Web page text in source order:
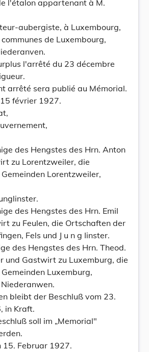
l'étalon appartenant à M.
aubergiste, à Luxembourg,
de Luxembourg,
l'arrêté du 23 décembre
arrêté sera publié au Mémorial.
février 1927.
des Hengstes des Hrn. Anton
zu Lorentzweiler, die
Lorentzweiler,
des Hengstes des Hrn. Emil
zu Feulen, die Ortschaften der
Fels und J u n g Iinster.
des Hengstes des Hrn. Theod.
und Gastwirt zu Luxemburg, die
Luxemburg,
bleibt der Beschluß vom 23.
in Kraft.
soll im „Memorial"
15. Februar 1927.